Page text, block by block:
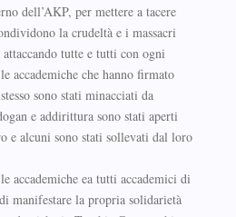
dell’AKP, per mettere a tacere
la crudeltà e i massacri
tutte e tutti con ogni
accademiche che hanno firmato
sono stati minacciati da
e addirittura sono stati aperti
e alcuni sono stati sollevati dal loro
accademiche ea tutti accademici di
manifestare la propria solidarietà